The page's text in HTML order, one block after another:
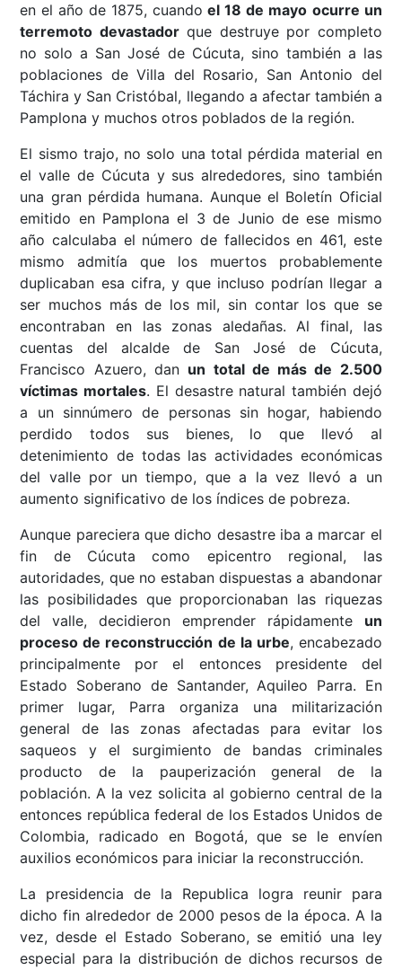
en el año de 1875, cuandoel 18 de mayo ocurre un
terremoto devastadorque destruye por completo
no solo a San José de Cúcuta, sino también a las
poblaciones de Villa del Rosario, San Antonio del
Táchira y San Cristóbal, llegando a afectar también a
Pamplona y muchos otros poblados de la región.
El sismo trajo, no solo una total pérdida material en
el valle de Cúcuta y sus alrededores, sino también
una gran pérdida humana. Aunque el Boletín Oficial
emitido en Pamplona el 3 de Junio de ese mismo
año calculaba el número de fallecidos en 461, este
mismo admitía que los muertos probablemente
duplicaban esa cifra, y que incluso podrían llegar a
ser muchos más de los mil, sin contar los que se
encontraban en las zonas aledañas. Al final, las
cuentas del alcalde de San José de Cúcuta,
Francisco Azuero, dan un total de más de 2.500
víctimas mortales. El desastre natural también dejó
a un sinnúmero de personas sin hogar, habiendo
perdido todos sus bienes, lo que llevó al
detenimiento de todas las actividades económicas
del valle por un tiempo, que a la vez llevó a un
aumento significativo de los índices de pobreza.
Aunque pareciera que dicho desastre iba a marcar el
fin de Cúcuta como epicentro regional, las
autoridades, que no estaban dispuestas a abandonar
las posibilidades que proporcionaban las riquezas
del valle, decidieron emprender rápidamente un
proceso de reconstrucción de la urbe, encabezado
principalmente por el entonces presidente del
Estado Soberano de Santander, Aquileo Parra. En
primer lugar, Parra organiza una militarización
general de las zonas afectadas para evitar los
saqueos y el surgimiento de bandas criminales
producto de la pauperización general de la
población. A la vez solicita al gobierno central de la
entonces república federal de los Estados Unidos de
Colombia, radicado en Bogotá, que se le envíen
auxilios económicos para iniciar la reconstrucción.
La presidencia de la Republica logra reunir para
dicho fin alrededor de 2000 pesos de la época. A la
vez, desde el Estado Soberano, se emitió una ley
especial para la distribución de dichos recursos de